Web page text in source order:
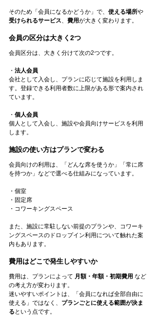
そのため「会員になるかどうか」で、 使える場所や
受けられるサービス
費用が大きく変わります。
会員の区分は大きく2つ
会員区分は、大きく分けて次の2つです。
・ 法人会員
会社として入会し、プランに応じて施設を利用しま
す。登録できる利用者数に上限がある形で案内され
ています。
・ 個人会員
個人として入会し、施設や会員向けサービスを利用
します。
施設の使い方はプランで変わる
会員向けの利用は、「どんな席を使うか」「常に席
を持つか」などで選べる仕組みになっています。
・個室
・固定席
・コワーキングスペース
また、施設に常駐しない前提のプランや、コワーキ
ングスペースのドロップイン利用について触れた案
内もあります。
費用はどこで発生しやすいか
費用は、プランによって 月額・年額・初期費用 など
の考え方が変わります。
迷いやすいポイントは、「会員になれば全部自由に
使える」ではなく、 プランごとに使える範囲が決ま
る という点です。